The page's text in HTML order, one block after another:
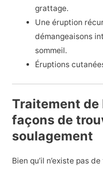
grattage.
Une éruption
démangeaisons
sommeil.
Éruptions
Traitement de
façons de
soulagement
Bien qu’il n’existe pas